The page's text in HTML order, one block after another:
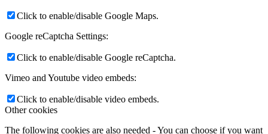
Click to enable/disable Google Maps.
Google reCaptcha Settings:
Click to enable/disable Google reCaptcha.
Vimeo and Youtube video embeds:
Click to enable/disable video embeds.
Other cookies
The following cookies are also needed - You can choose if you want